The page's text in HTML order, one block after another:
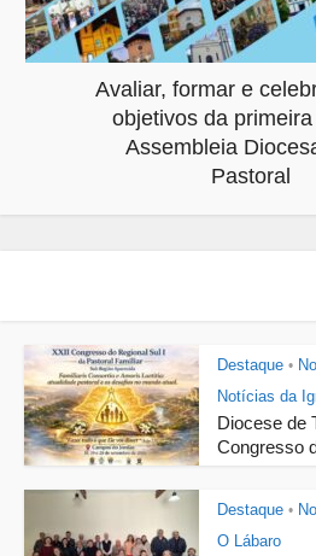
Avaliar, formar e
objetivos da
Assembleia
Pastoral
Destaque •
Notícias da
Diocese de
Congresso
Destaque •
O Lábaro